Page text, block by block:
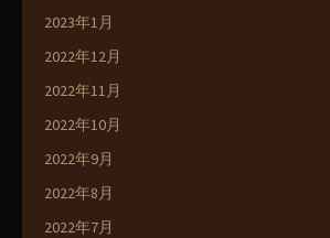
2023年1月
2022年12月
2022年11月
2022年10月
2022年9月
2022年8月
2022年7月